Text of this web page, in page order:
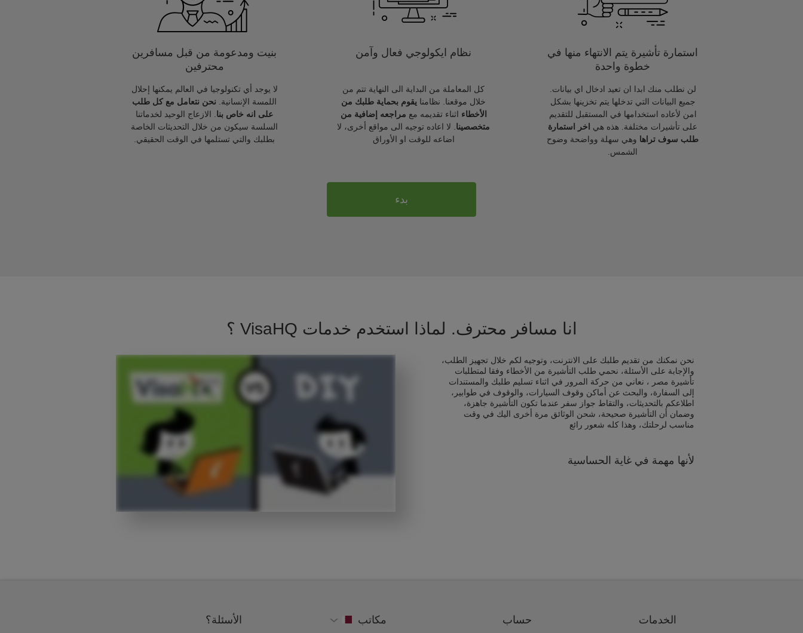
استمارة تأشيرة يتم الانتهاء منها في
خطوة واحدة
لن نطلب منك ابدا ان تعيد ادخال اي بيانات.
جميع البيانات التي تدخلها يتم تخزينها بشكل
امن لأعاده استخدامها في المستقبل للتقديم
على تأشيرات مختلفة. هذه هي
اخر استمارة
طلب سوف تراها وهي سهلة وواضحة وضوح
الشمس.
نظام ايكولوجي فعال وآمن
كل المعاملة من البداية الى النهاية تتم من
خلال موقعنا. نظامنا يقوم بحماية طلبك من
الأخطاء اثناء تقديمه مع مراجعه إضافية من
متخصصينا . لا اعاده توجيه الى مواقع أخرى، لا
اضاعه للوقت او الأوراق
بنيت ومدعومة من قبل مسافرين
محترفين
لا يوجد أي تكنولوجيا في العالم يمكنها إحلال
اللمسة الإنسانية. نحن نتعامل مع كل طلب
على انه خاص بنا . الازعاج الوحيد لخدماتنا
السلسة سيكون من خلال التحديثات الخاصة
بطلبك والتي تستلمها في الوقت الحقيقي.
بدء
انا مسافر محترف. لماذا استخدم خدمات VisaHQ ؟
نحن نمكنك من تقديم طلبك على الانترنت، وتوجيه لكم خلال تجهيز الطلب،
والإجابة على الأسئلة، نحمي طلب التأشيرة من الأخطاء وفقا لمتطلبات
تأشيرة مصر ، نعاني من حركة المرور في اثناء تسليم طلبك والمستندات
إلى السفارة، والبحث عن أماكن وقوف السيارات، والوقوف في طوابير،
اطلاعكم بالتحديثات، والتقاط جواز سفر عندما تكون التأشيرة جاهزة،
وضمان أن التأشيرة صحيحة، شحن الوثائق مرة أخرى اليك في وقت
مناسب لرحلتك، وهذا كله شعور رائع
لأنها مهمة في غاية الحساسية
الخدمات حساب مكاتب الأسئلة؟